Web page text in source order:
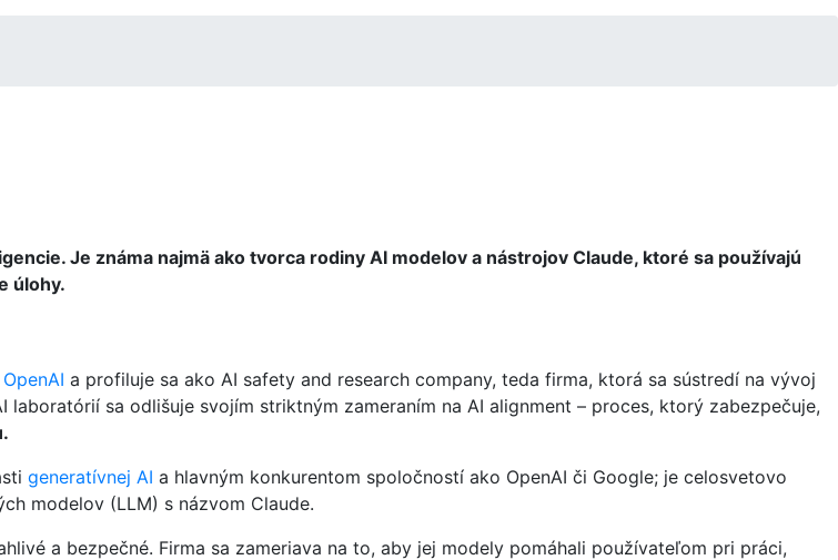
Je známa najmä ako tvorca rodiny AI modelov a nástrojov Claude, ktoré sa používajú
úlohy.
OpenAI a profiluje sa ako AI safety and research company, teda firma, ktorá sa sústredí na vývoj
sa odlišuje svojím striktným zameraním na AI alignment – proces, ktorý zabezpečuje,
generatívnej AI a hlavným konkurentom spoločností ako OpenAI či Google; je celosvetovo
modelov (LLM) s názvom Claude.
a bezpečné. Firma sa zameriava na to, aby jej modely pomáhali používateľom pri práci,